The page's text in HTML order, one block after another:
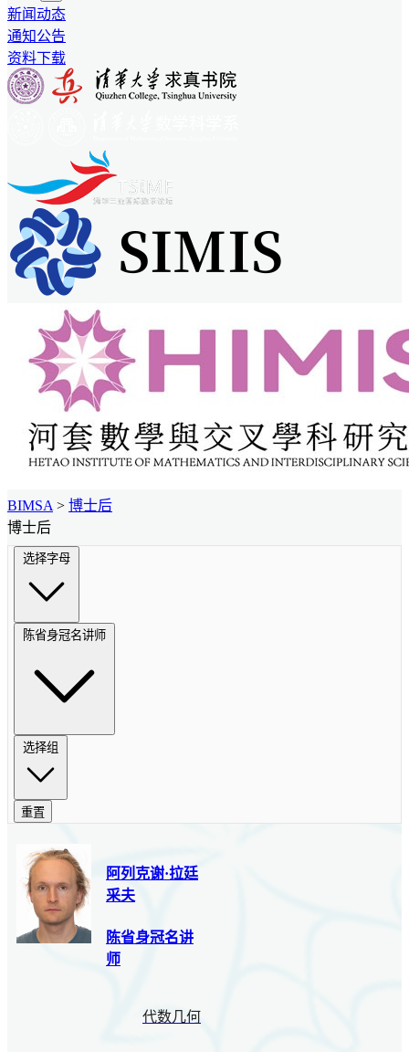
新闻动态
通知公告
资料下载
BIMSA > 博士后
博士后
选择字母
陈省身冠名讲师
选择组
重置
阿列克谢·拉廷
采夫
陈省身冠名讲
师
代数几何